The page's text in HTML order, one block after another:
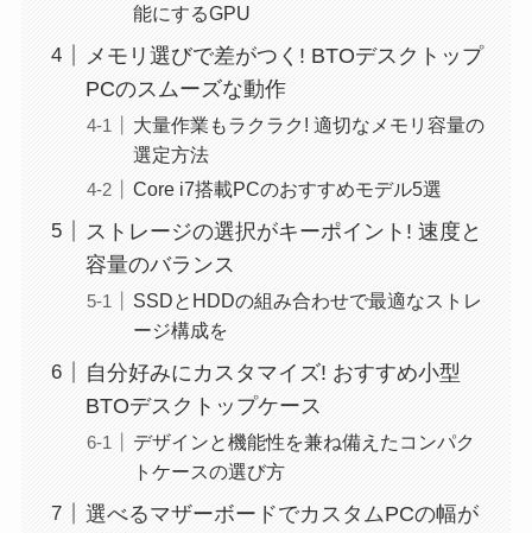
能にするGPU
メモリ選びで差がつく! BTOデスクトップ
PCのスムーズな動作
大量作業もラクラク! 適切なメモリ容量の
選定方法
Core i7搭載PCのおすすめモデル5選
ストレージの選択がキーポイント! 速度と
容量のバランス
SSDとHDDの組み合わせで最適なストレ
ージ構成を
自分好みにカスタマイズ! おすすめ小型
BTOデスクトップケース
デザインと機能性を兼ね備えたコンパク
トケースの選び方
選べるマザーボードでカスタムPCの幅が